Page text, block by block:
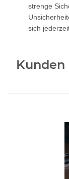
strenge
sich